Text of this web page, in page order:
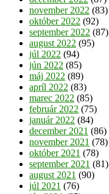
november 2022 (83)
október 2022 (92)
september 2022 (87)
august 2022 (95)
júl 2022 (94)
jún 2022 (85)
máj 2022 (89)
apríl 2022 (83)
marec 2022 (85)
február 2022 (75)
január 2022 (84)
december 2021 (86)
november 2021 (78)
október 2021 (78)
september 2021 (81)
august 2021 (90)
júl 2021 (76)